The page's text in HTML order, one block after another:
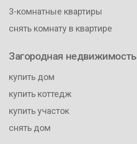
3-комнатные квартиры
снять комнату в квартире
Загородная недвижимость
купить дом
купить коттедж
купить участок
снять дом